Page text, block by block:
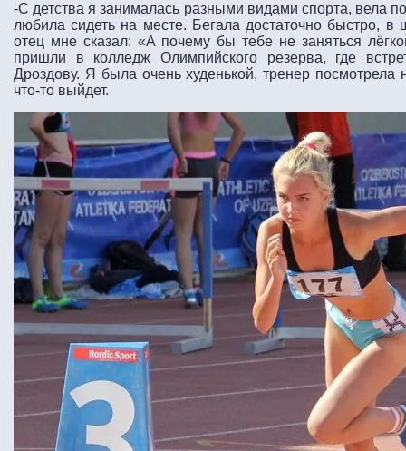
-С детства я занималась разными видами спорта, вела
любила сидеть на месте. Бегала достаточно быстро, в
отец мне сказал: «А почему бы тебе не заняться
пришли в колледж Олимпийского резерва, где
Дроздову. Я была очень худенькой, тренер
что-то выйдет.